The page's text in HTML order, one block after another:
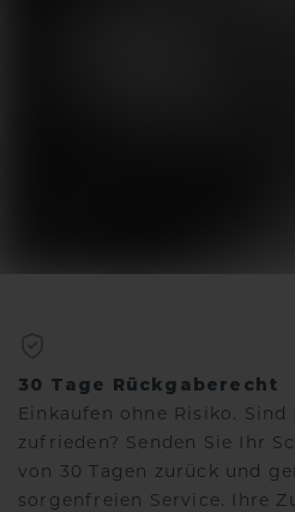
30 Tage Rückgaberecht
Einkaufen ohne Risiko.
zufrieden? Senden Sie Ihr
von 30 Tagen zurück und
sorgenfreien Service. Ihre